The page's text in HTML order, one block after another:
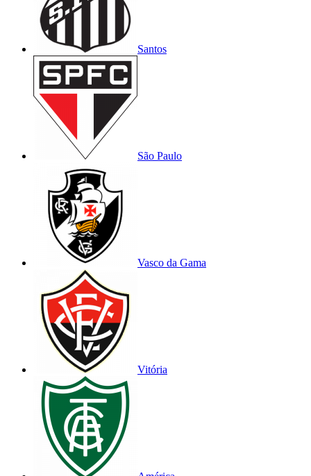
Santos
São Paulo
Vasco da Gama
Vitória